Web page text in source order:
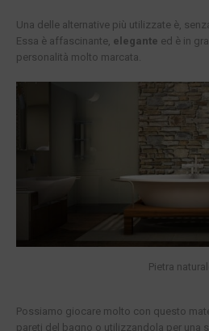
Una delle alternative più utilizzate è,
Essa è affascinante, elegante ed è in
personalità molto marcata.
Pietra
Possiamo giocare molto con questo
pareti del bagno o utilizzandola per una